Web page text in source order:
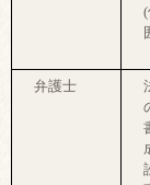
弁護士